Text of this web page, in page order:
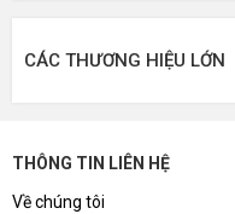
CÁC THƯƠNG HIỆU LỚN
THÔNG TIN LIÊN HỆ
Về chúng tôi